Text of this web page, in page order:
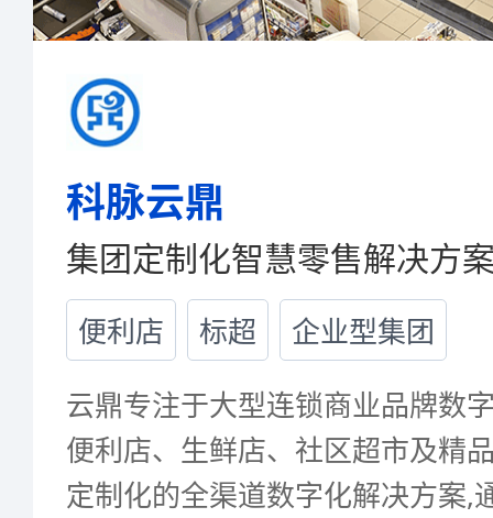
科脉云鼎
集团定制化智慧零售解决方
便利店 标超
企业型集团
云鼎专注于大型连锁商业品牌数
便利店、生鲜店、社区超市及精
定制化的全渠道数字化解决方案,